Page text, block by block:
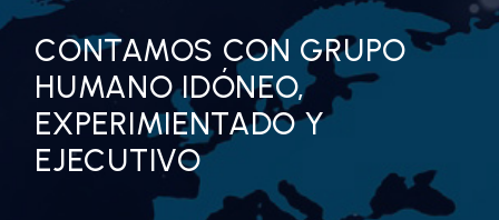
CONTAMOS CON GRUPO
HUMANO IDÓNEO,
EXPERIMIENTADO Y
EJECUTIVO